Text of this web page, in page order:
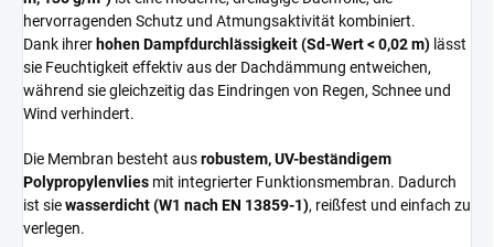
hervorragenden Schutz und Atmungsaktivität kombiniert.
Dank ihrer hohen Dampfdurchlässigkeit (Sd-Wert < 0,02 m) lässt
sie Feuchtigkeit effektiv aus der Dachdämmung entweichen,
während sie gleichzeitig das Eindringen von Regen, Schnee und
Wind verhindert.
Die Membran besteht ausrobustem, UV-beständigem
Polypropylenvlies mit integrierter Funktionsmembran. Dadurch
ist siewasserdicht (W1 nach EN 13859-1), reißfest und einfach zu
verlegen.